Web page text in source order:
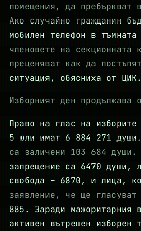
помещения, да пребъркват
Ако случайно гражданин
мобилен телефон в тъмната
членовете на секционната
преценяват как да
ситуация, обясниха от ЦИК.
Изборният ден
Право на глас на
5 юли имат 6 884 271
са заличени 103 684
запрещение са 6470 души,
свобода – 6870, и лица,
заявление, че ще
885. Заради мажоритарния
активен вътрешен изборен